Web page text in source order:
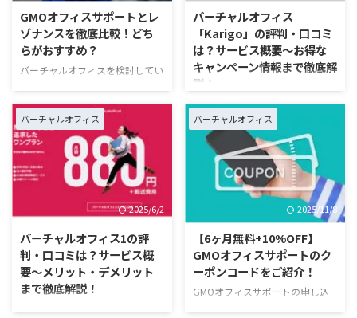
作業ができるコワーキングスペー
スも併設されています。 今回は
実際にレゾナンス渋谷駅前店を訪
問し、コワーキングスペースの利
用体験をレビューしました。施設
の様子や料金体系、使い勝手な
ど、気になるポイントを徹底調査
しましたので、ぜひご参照くださ
...
います。VPNの基本を正しく認識
したうえで、快適なリモートワー
ク環境の構築を進めていきましょ
う。 VPNとは？仕組みは？
GMOオフィスサポートとレ
ゾナンスを徹底比較！どち
らがおすすめ？
バーチャルオフィスを検討してい
ゾナンスのどちらにしようか、迷
っていませんか？ いずれのサー
ビスも、信頼性の高い大手企業に
よる運営で、それぞれに魅力があ
ります。しかし、料金プランが複
雑で、初めて検討される方にとっ
ては比較も困難です。 本記事で
は、GMOオフィスサポートとレ
スの内容詳細までを、比較しなが
らわかりやすく紹介します。どち
らが適しているのか、的確に判断
するためにお役立てください。
バーチャルオフィス
「Karigo」の評判・口コミ
は？サービス概要～お得な
キャンペーン情報まで徹底解
説！
「Karigo」は、全国に62店舗を
展開する、老舗のバーチャルオフ
ィスです。利用を検討している方
は、信頼性のあるサービスなの
か、口コミや評判が気になるとこ
ろでしょう。 Mr.バーチャルオフ
ィスでは、実際にKarigoを利用さ
れている方を対象に、アンケート
を実施しました。結果を踏まえ
て、おすすめな方やメリット・デ
メリット、サービスの詳細をお伝
えします。 リアルな口コミ・評
判を参考にして、検討時の参考と
してお役立てください。後半で
バーチャルオフィス
2025/6/2
バーチャルオフィス1の評
判・口コミは？サービス概
要～メリット・デメリット
まで徹底解説！
バーチャルオフィス
2025/11/8
【6ヶ月無料+10%OFF】
GMOオフィスサポートのク
ーポンコードをご紹介！
GMOオフィスサポートの申し込